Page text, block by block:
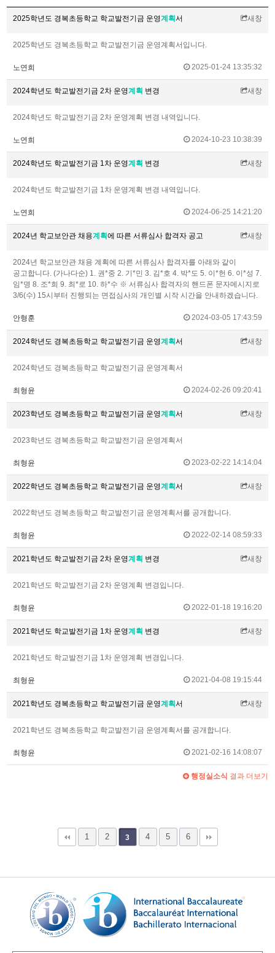
2025학년도 경복초등학교 학교발전기금 운영계획서 새창
2025학년도 경복초등학교 학교발전기금 운영계획서입니다.
노연희 2025-01-24 13:35:32
2024학년도 학교발전기금 2차 운영계획 변경 새창
2024학년도 학교발전기금 2차 운영계획 변경 내역입니다.
노연희 2024-10-23 10:38:39
2024학년도 학교발전기금 1차 운영계획 변경 새창
2024학년도 학교발전기금 1차 운영계획 변경 내역입니다.
노연희 2024-06-25 14:21:20
2024년 학교보안관 채용계획에 따른 서류심사 합격자 공고 새창
2024년 학교보안관 채용 계획에 따른 서류심사 합격자를 아래와 같이
공고합니다. (가나다순) 1. 권*중 2. 기*민 3. 김*호 4. 박*도 5. 이*헌 6. 이*성 7.
임*명 8. 조*희 9. 최*로 10. 하*수 ※ 서류심사 합격자의 핸드폰 문자메시지로
3/6(수) 15시부터 진행되는 면접심사의 개인별 시작 시간을 안내하겠습니다.
안형훈 2024-03-05 17:43:59
2024학년도 경복초등학교 학교발전기금 운영계획서 새창
2024학년도 경복초등학교 학교발전기금 운영계획서
최형윤 2024-02-26 09:20:41
2023학년도 경복초등학교 학교발전기금 운영계획서 새창
2023학년도 경복초등학교 학교발전기금 운영계획서
최형윤 2023-02-22 14:14:04
2022학년도 경복초등학교 학교발전기금 운영계획서 새창
2022학년도 경복초등학교 학교발전기금 운영계획서를 공개합니다.
최형윤 2022-02-14 08:59:33
2021학년도 학교발전기금 2차 운영계획 변경 새창
2021학년도 학교발전기금 2차 운영계획 변경입니다.
최형윤 2022-01-18 19:16:20
2021학년도 학교발전기금 1차 운영계획 변경 새창
2021학년도 학교발전기금 1차 운영계획 변경입니다.
최형윤 2021-04-08 19:15:44
2021학년도 경복초등학교 학교발전기금 운영계획서 새창
2021학년도 경복초등학교 학교발전기금 운영계획서를 공개합니다.
최형윤 2021-02-16 14:08:07
행정실소식 결과 더보기
1 2 3 4 5 6